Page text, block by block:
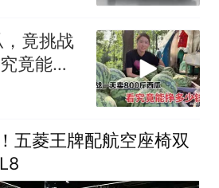
竟挑战
竟能不
五菱王牌配航空座椅双